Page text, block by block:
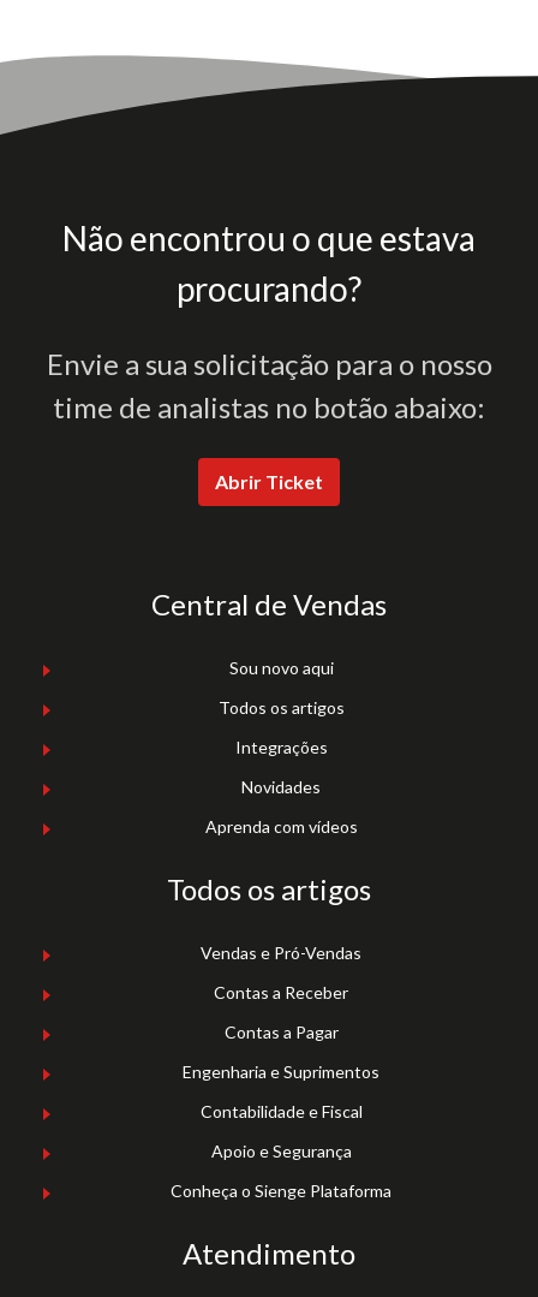
Não encontrou o que estava
procurando?
Envie a sua solicitação para o nosso
time de analistas no botão abaixo:
Abrir Ticket
Central de Vendas
Sou novo aqui
Todos os artigos
Integrações
Novidades
Aprenda com vídeos
Todos os artigos
Vendas e Pró-Vendas
Contas a Receber
Contas a Pagar
Engenharia e Suprimentos
Contabilidade e Fiscal
Apoio e Segurança
Conheça o Sienge Plataforma
Atendimento